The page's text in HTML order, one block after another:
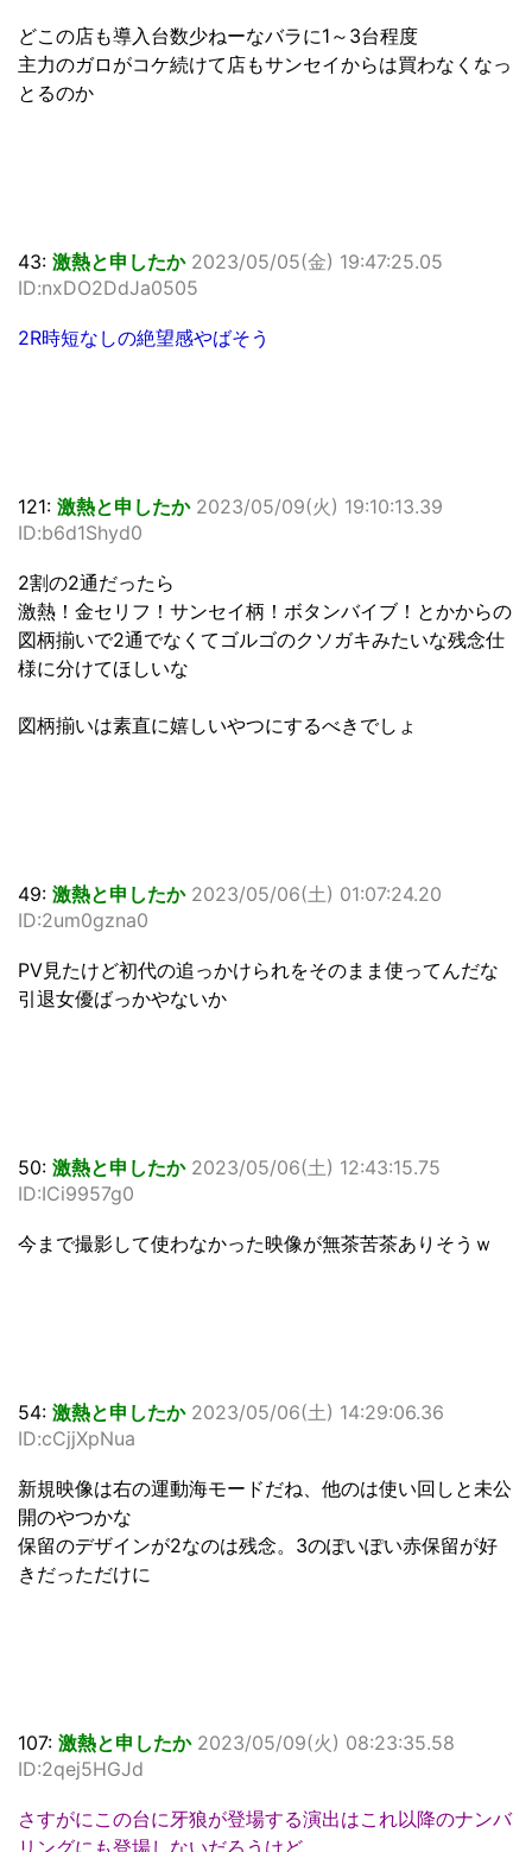
どこの店も導入台数少ねーなバラに1～3台程度
主力のガロがコケ続けて店もサンセイからは買わなくなっ
とるのか
43: 激熱と申したか 2023/05/05(金) 19:47:25.05
ID:nxDO2DdJa0505
2R時短なしの絶望感やばそう
121: 激熱と申したか 2023/05/09(火) 19:10:13.39
ID:b6d1Shyd0
2割の2通だったら
激熱！金セリフ！サンセイ柄！ボタンバイブ！とかからの
図柄揃いで2通でなくてゴルゴのクソガキみたいな残念仕
様に分けてほしいな
図柄揃いは素直に嬉しいやつにするべきでしょ
49: 激熱と申したか 2023/05/06(土) 01:07:24.20
ID:2um0gzna0
PV見たけど初代の追っかけられをそのまま使ってんだな
引退女優ばっかやないか
50: 激熱と申したか 2023/05/06(土) 12:43:15.75
ID:ICi9957g0
今まで撮影して使わなかった映像が無茶苦茶ありそうｗ
54: 激熱と申したか 2023/05/06(土) 14:29:06.36
ID:cCjjXpNua
新規映像は右の運動海モードだね、他のは使い回しと未公
開のやつかな
保留のデザインが2なのは残念。3のぽいぽい赤保留が好
きだっただけに
107: 激熱と申したか 2023/05/09(火) 08:23:35.58
ID:2qej5HGJd
さすがにこの台に牙狼が登場する演出はこれ以降のナンバ